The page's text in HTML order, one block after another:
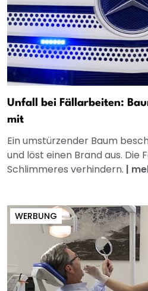
Unfall bei Fällarbeiten:
mit
Ein umstürzender Baum
und löst einen Brand aus. Die
Schlimmeres verhindern. |
WERBUNG